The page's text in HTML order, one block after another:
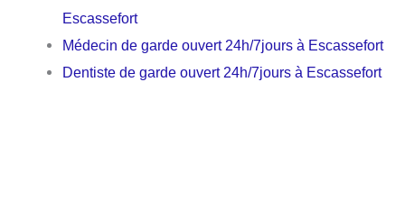
Escassefort
Médecin de garde ouvert 24h/7jours à Escassefort
Dentiste de garde ouvert 24h/7jours à Escassefort